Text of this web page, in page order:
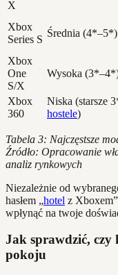
X
Xbox
Series S
Średnia (4*–5*)
Xbox
One
S/X
Wysoka
Xbox
360
Niska (starsze
hostele)
Tabela 3: Najczęstsze
Źródło: Opracowanie
analiz rynkowych
Niezależnie od
hasłem „hotel z
wpłynąć na twoje
Jak sprawdzić, czy
pokoju